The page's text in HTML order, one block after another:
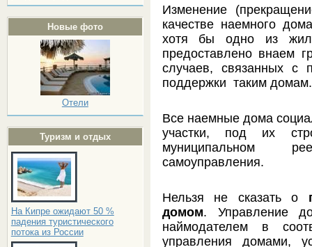
Новые фото
Отели
Туризм и отдых
На Кипре ожидают 50 %
падения туристического
потока из России
Изменение
качестве наемного
хотя бы одно из
предоставлено внаем
случаев, связанных с
поддержки таким
Все наемные дома
участки, под их
муниципальном
самоуправления.
Нельзя не сказать о
домом. Управление
наймодателем в
управления домами,